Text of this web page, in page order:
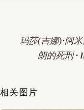
玛莎(吉娜)·阿
朗的死刑·
相关图片